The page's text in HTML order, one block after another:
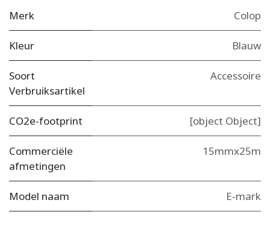
Merk Colop
Kleur Blauw
Soort
Verbruiksartikel
Accessoire
CO2e-footprint [object Object]
Commerciële
afmetingen
15mmx25m
Model naam E-mark